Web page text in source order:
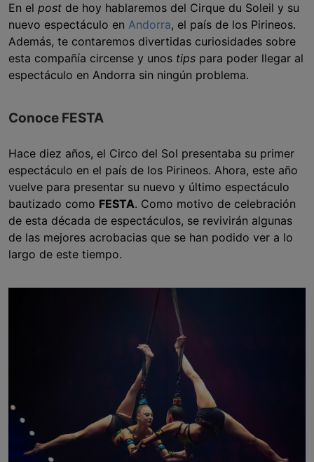
En el post de hoy hablaremos del Cirque du Soleil y su
nuevo espectáculo en Andorra, el país de los Pirineos.
Además, te contaremos divertidas curiosidades sobre
esta compañía circense y unos tips para poder llegar al
espectáculo en Andorra sin ningún problema.
Conoce FESTA
Hace diez años, el Circo del Sol presentaba su primer
espectáculo en el país de los Pirineos. Ahora, este año
vuelve para presentar su nuevo y último espectáculo
bautizado como FESTA. Como motivo de celebración
de esta década de espectáculos, se revivirán algunas
de las mejores acrobacias que se han podido ver a lo
largo de este tiempo.